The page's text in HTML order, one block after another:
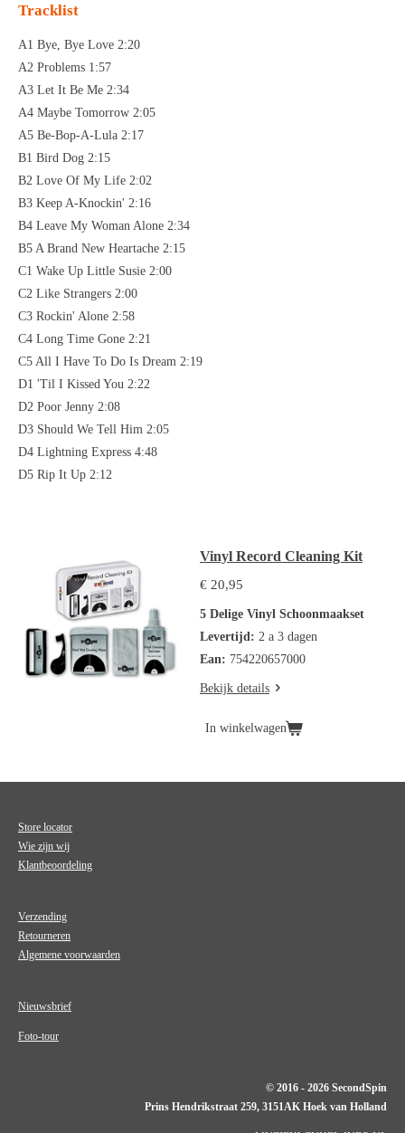
Tracklist
A1 Bye, Bye Love 2:20
A2 Problems 1:57
A3 Let It Be Me 2:34
A4 Maybe Tomorrow 2:05
A5 Be-Bop-A-Lula 2:17
B1 Bird Dog 2:15
B2 Love Of My Life 2:02
B3 Keep A-Knockin' 2:16
B4 Leave My Woman Alone 2:34
B5 A Brand New Heartache 2:15
C1 Wake Up Little Susie 2:00
C2 Like Strangers 2:00
C3 Rockin' Alone 2:58
C4 Long Time Gone 2:21
C5 All I Have To Do Is Dream 2:19
D1 'Til I Kissed You 2:22
D2 Poor Jenny 2:08
D3 Should We Tell Him 2:05
D4 Lightning Express 4:48
D5 Rip It Up 2:12
Vinyl Record Cleaning Kit
€ 20,95
5 Delige Vinyl Schoonmaakset
Levertijd: 2 a 3 dagen
Ean: 754220657000
Bekijk details
In winkelwagen
Store locator
Wie zijn wij
Klantbeoordeling
Verzending
Retourneren
Algemene voorwaarden
Nieuwsbrief
Foto-tour
© 2016 - 2026 SecondSpin
Prins Hendrikstraat 259, 3151AK Hoek van Holland